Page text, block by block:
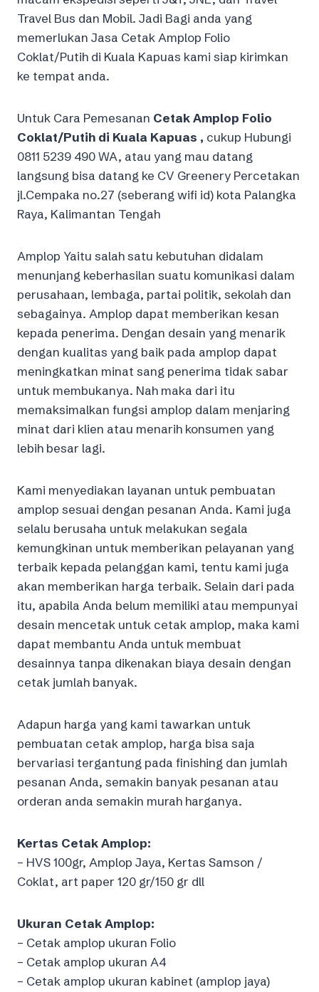
Travel Bus dan Mobil. Jadi Bagi anda yang
memerlukan Jasa Cetak Amplop Folio
Coklat/Putih di Kuala Kapuas kami siap kirimkan
ke tempat anda.
Untuk Cara Pemesanan Cetak Amplop Folio
Coklat/Putih di Kuala Kapuas , cukup Hubungi
0811 5239 490 WA, atau yang mau datang
langsung bisa datang ke CV Greenery Percetakan
jl.Cempaka no.27 (seberang wifi id) kota Palangka
Raya, Kalimantan Tengah
Amplop Yaitu salah satu kebutuhan didalam
menunjang keberhasilan suatu komunikasi dalam
perusahaan, lembaga, partai politik, sekolah dan
sebagainya. Amplop dapat memberikan kesan
kepada penerima. Dengan desain yang menarik
dengan kualitas yang baik pada amplop dapat
meningkatkan minat sang penerima tidak sabar
untuk membukanya. Nah maka dari itu
memaksimalkan fungsi amplop dalam menjaring
minat dari klien atau menarih konsumen yang
lebih besar lagi.
Kami menyediakan layanan untuk pembuatan
amplop sesuai dengan pesanan Anda. Kami juga
selalu berusaha untuk melakukan segala
kemungkinan untuk memberikan pelayanan yang
terbaik kepada pelanggan kami, tentu kami juga
akan memberikan harga terbaik. Selain dari pada
itu, apabila Anda belum memiliki atau mempunyai
desain mencetak untuk cetak amplop, maka kami
dapat membantu Anda untuk membuat
desainnya tanpa dikenakan biaya desain dengan
cetak jumlah banyak.
Adapun harga yang kami tawarkan untuk
pembuatan cetak amplop, harga bisa saja
bervariasi tergantung pada finishing dan jumlah
pesanan Anda, semakin banyak pesanan atau
orderan anda semakin murah harganya.
Kertas Cetak Amplop:
– HVS 100gr, Amplop Jaya, Kertas Samson /
Coklat, art paper 120 gr/150 gr dll
Ukuran Cetak Amplop:
– Cetak amplop ukuran Folio
– Cetak amplop ukuran A4
– Cetak amplop ukuran kabinet (amplop jaya)